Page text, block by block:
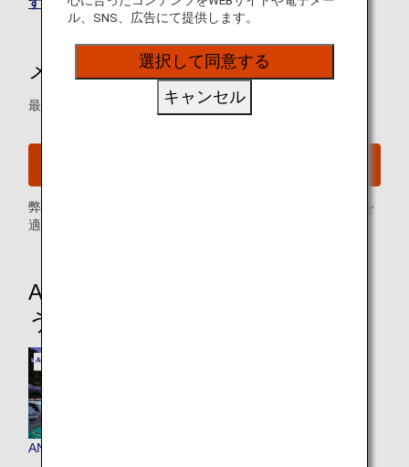
メールサービスのご案内
最新情報をメールでお知らせ
弊社
に従い、お客様の個人情報を
適切にお取り扱いいたします。
ANAワールドホテルでマイルを使
う・貯める
ANAワールドホテル
ル、SNS、広告にて提供します。
選択して同意する
キャンセル